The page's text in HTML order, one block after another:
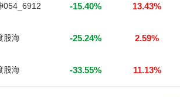
054_6912 -15.40% 13.43%
股海 -25.24% 2.59%
股海 -33.55% 11.13%